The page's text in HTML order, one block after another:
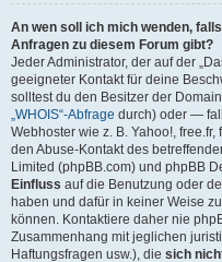
An wen soll ich mich wenden,
Anfragen zu diesem Forum gibt?
Jeder Administrator, der auf der
geeigneter Kontakt für deine
solltest du den Besitzer der
„WHOIS“-Abfrage durch) oder —
Webhoster wie z. B. Yahoo!,
den Abuse-Kontakt des
Limited (phpBB.com) und phpBB
Einfluss auf die Benutzung oder
haben und dafür in keiner Weise
können. Kontaktiere daher nie
Zusammenhang mit jeglichen
Haftungsfragen usw.), die sich